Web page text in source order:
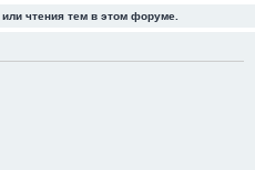
чтения тем в этом форуме.